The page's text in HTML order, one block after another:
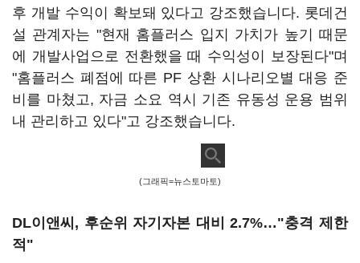
후 개발 수익이 확보돼 있다고 강조했습니다. 롯데건
설 관계자는 "현재 홈플러스 입지 가치가 높기 때문
에 개발사업으로 전환했을 때 수익성이 보장된다"며
"홈플러스 폐점에 따른 PF 상환 시나리오별 대응 준
비를 마쳤고, 자금 소요 역시 기존 유동성 운용 범위
내 관리하고 있다"고 강조했습니다.
(그래픽=뉴스토마토)
DL이앤씨, 후순위 자기자본 대비 2.7%…"충격 제한
적"